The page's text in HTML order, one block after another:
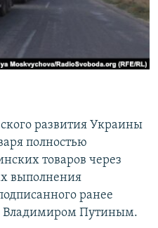
развития Украины
полностью
товаров через
выполнения
ранее
Владимиром Путиным.